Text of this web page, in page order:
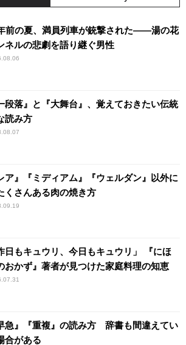
前の夏、満員列車が銃撃された――湯の花
ネルの悲劇を語り継ぐ男性
段落』と『大舞台』、覚えておきたい伝統
読み方
ア』『ミディアム』『ウェルダン』以外に
くさんある肉の焼き方
日もキュウリ、今日もキュウリ」 『にほ
おかず』著者が見つけた家庭料理の知恵
急』『重複』の読み方 辞書も間違えてい
合がある